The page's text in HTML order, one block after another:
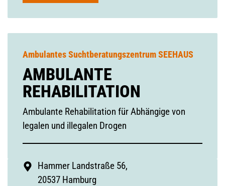
Ambulantes Suchtberatungszentrum SEEHAUS
AMBULANTE
REHABILITATION
Ambulante Rehabilitation für Abhängige von
legalen und illegalen Drogen
Hammer Landstraße 56,
20537 Hamburg